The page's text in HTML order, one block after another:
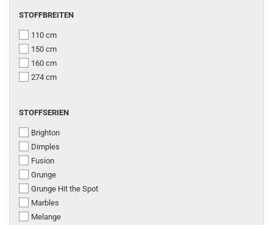
STOFFBREITEN
STOFFBREITEN
110 cm
150 cm
160 cm
274 cm
STOFFSERIEN
STOFFSERIEN
Brighton
Dimples
Fusion
Grunge
Grunge Hit the Spot
Marbles
Melange